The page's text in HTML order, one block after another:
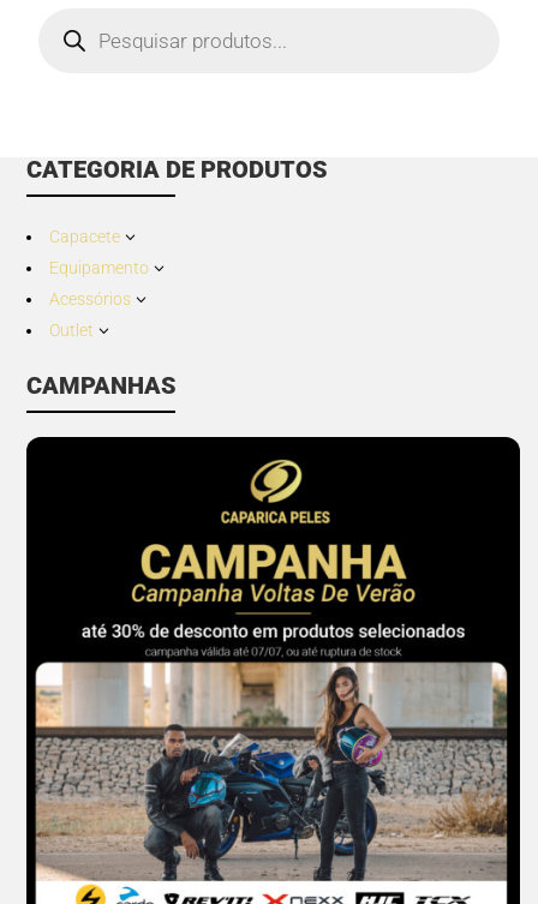
search
CATEGORIA DE PRODUTOS
Capacete 3
Equipamento 3
Acessórios 3
Outlet 3
CAMPANHAS